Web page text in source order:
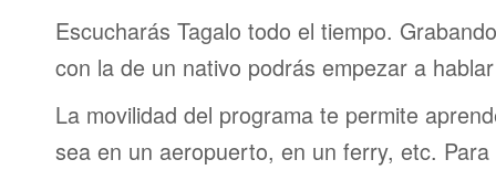
Escucharás Tagalo todo el tiempo.
con la de un nativo podrás empezar a
La movilidad del programa te permite
sea en un aeropuerto, en un ferry, etc.